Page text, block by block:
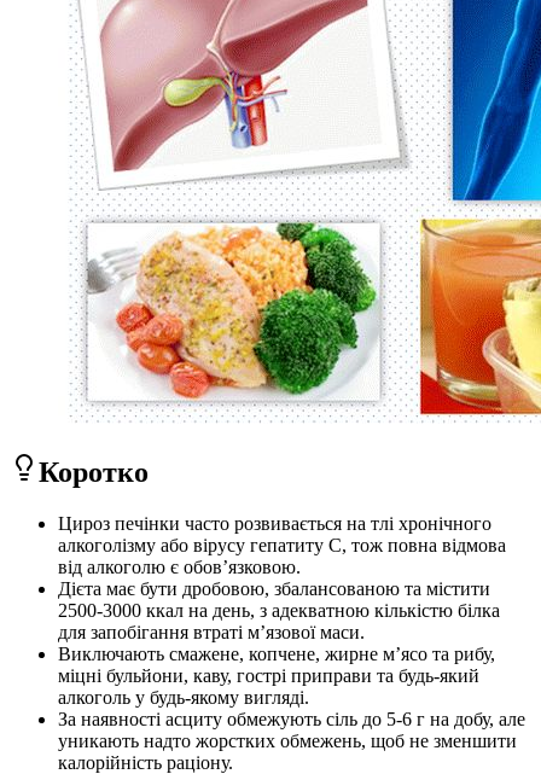
Коротко
Цироз печінки часто розвивається на тлі хронічного
алкоголізму або вірусу гепатиту С, тож повна відмова
від алкоголю є обовʼязковою.
Дієта має бути дробовою, збалансованою та містити
2500-3000 ккал на день, з адекватною кількістю білка
для запобігання втраті мʼязової маси.
Виключають смажене, копчене, жирне мʼясо та рибу,
міцні бульйони, каву, гострі приправи та будь-який
алкоголь у будь-якому вигляді.
За наявності асциту обмежують сіль до 5-6 г на добу, але
уникають надто жорстких обмежень, щоб не зменшити
калорійність раціону.